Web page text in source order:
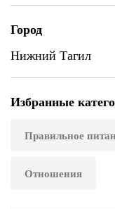
Город
Нижний Тагил
Избранные
Правильное
Отношения